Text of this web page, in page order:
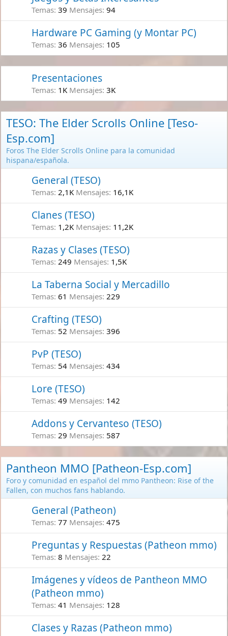
Temas 39 Mensajes 94
Hardware PC Gaming (y Montar PC)
Temas 36 Mensajes 105
Presentaciones
Temas 1K Mensajes 3K
TESO: The Elder Scrolls Online [Teso-
Esp.com]
Foros The Elder Scrolls Online para la comunidad
hispana/española.
General (TESO)
Temas 2,1K Mensajes 16,1K
Clanes (TESO)
Temas 1,2K Mensajes 11,2K
Razas y Clases (TESO)
Temas 249 Mensajes 1,5K
La Taberna Social y Mercadillo
Temas 61 Mensajes 229
Crafting (TESO)
Temas 52 Mensajes 396
PvP (TESO)
Temas 54 Mensajes 434
Lore (TESO)
Temas 49 Mensajes 142
Addons y Cervanteso (TESO)
Temas 29 Mensajes 587
Pantheon MMO [Patheon-Esp.com]
Foro y comunidad en español del mmo Pantheon: Rise of the
Fallen, con muchos fans hablando.
General (Patheon)
Temas 77 Mensajes 475
Preguntas y Respuestas (Patheon mmo)
Temas 8 Mensajes 22
Imágenes y vídeos de Pantheon MMO
(Patheon mmo)
Temas 41 Mensajes 128
Clases y Razas (Patheon mmo)